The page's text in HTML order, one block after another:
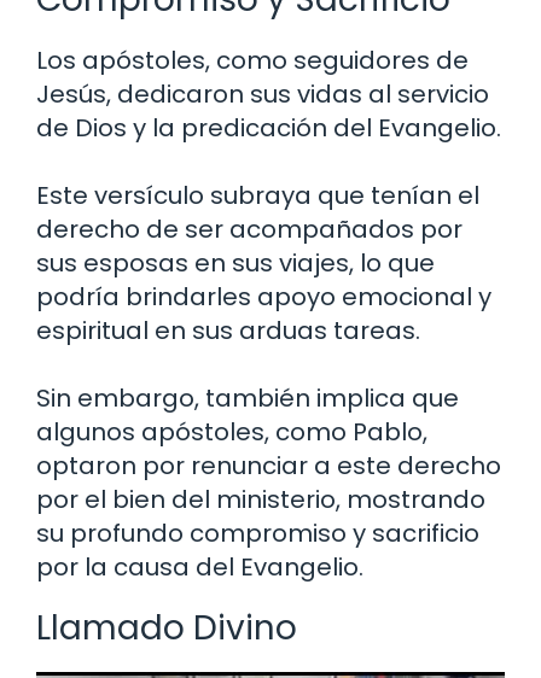
Los apóstoles, como seguidores de
Jesús, dedicaron sus vidas al servicio
de Dios y la predicación del Evangelio.
Este versículo subraya que tenían el
derecho de ser acompañados por
sus esposas en sus viajes, lo que
podría brindarles apoyo emocional y
espiritual en sus arduas tareas.
Sin embargo, también implica que
algunos apóstoles, como Pablo,
optaron por renunciar a este derecho
por el bien del ministerio, mostrando
su profundo compromiso y sacrificio
por la causa del Evangelio.
Llamado Divino